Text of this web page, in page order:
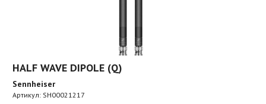
HALF WAVE DIPOLE (Q)
Sennheiser
Артикул: SH00021217